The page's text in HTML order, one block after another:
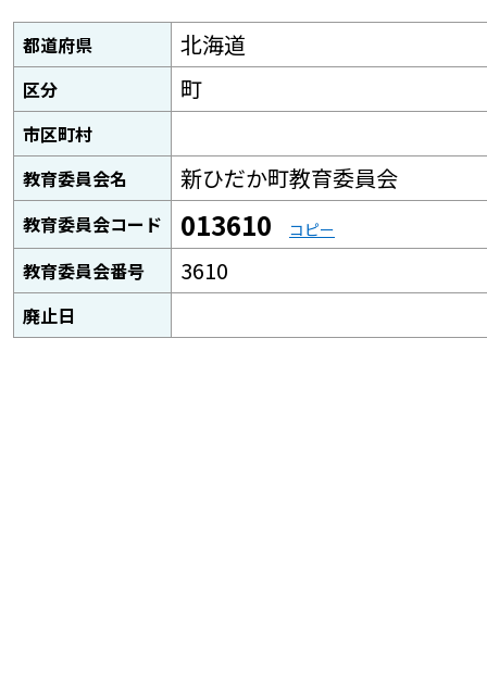
都道府県 北海道
区分 町
市区町村
教育委員会名
新ひだか町教育委員会
教育委員会コード 013610 コピー
教育委員会番号 3610
廃止日